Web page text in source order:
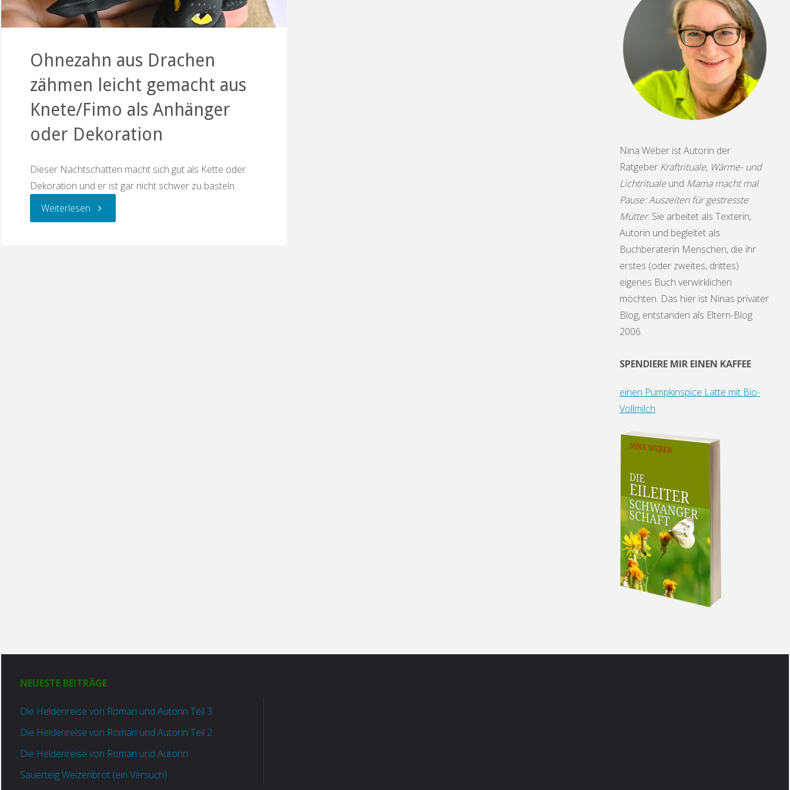
Ohnezahn aus Drachen
zähmen leicht gemacht aus
Knete/Fimo als Anhänger
oder Dekoration
Dieser Nachtschatten macht sich gut als Kette oder
Dekoration und er ist gar nicht schwer zu basteln.
Weiterlesen "Ohnezahn
Nina Weber ist Autorin der
Ratgeber Kraftrituale, Wärme- und
Lichtritualeund Mama macht mal
Pause: Auszeiten für gestresste
Mütter. Sie arbeitet als Texterin,
Autorin und begleitet als
Buchberaterin Menschen, die ihr
erstes (oder zweites, drittes)
eigenes Buch verwirklichen
möchten. Das hier ist Ninas privater
Blog, entstanden als Eltern-Blog
2006.
SPENDIERE MIR EINEN KAFFEE
einen Pumpkinspice Latte mit Bio-
Vollmilch
NEUESTE BEITRÄGE
Die Heldenreise von Roman und Autorin Teil 3
Die Heldenreise von Roman und Autorin Teil 2
Die Heldenreise von Roman und Autorin
Sauerteig Weizenbrot (ein Versuch)